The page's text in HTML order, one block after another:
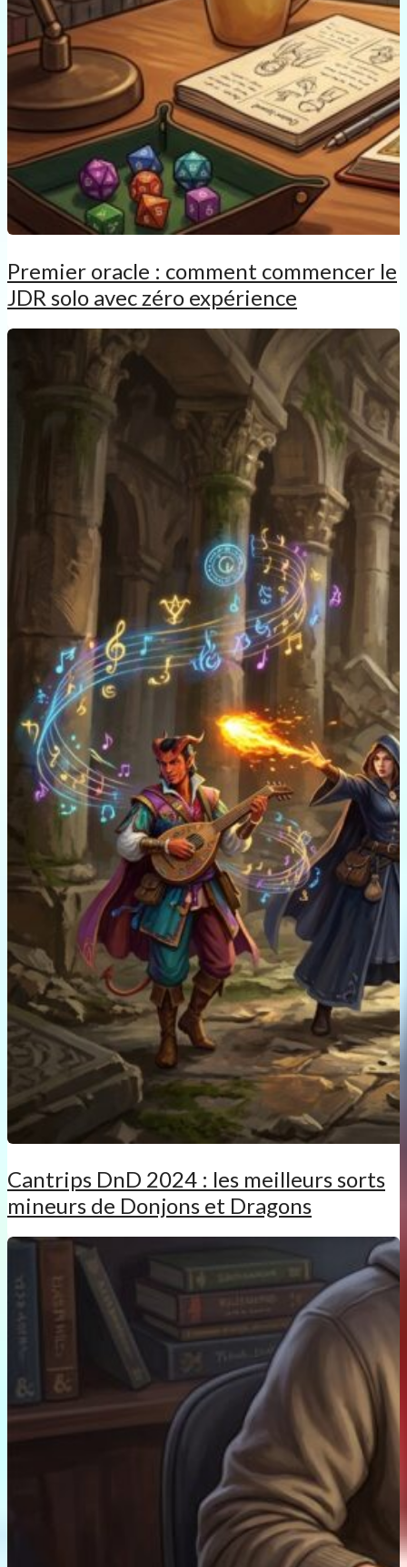
Premier oracle : comment commencer le
JDR solo avec zéro expérience
Cantrips DnD 2024 : les meilleurs sorts
mineurs de Donjons et Dragons